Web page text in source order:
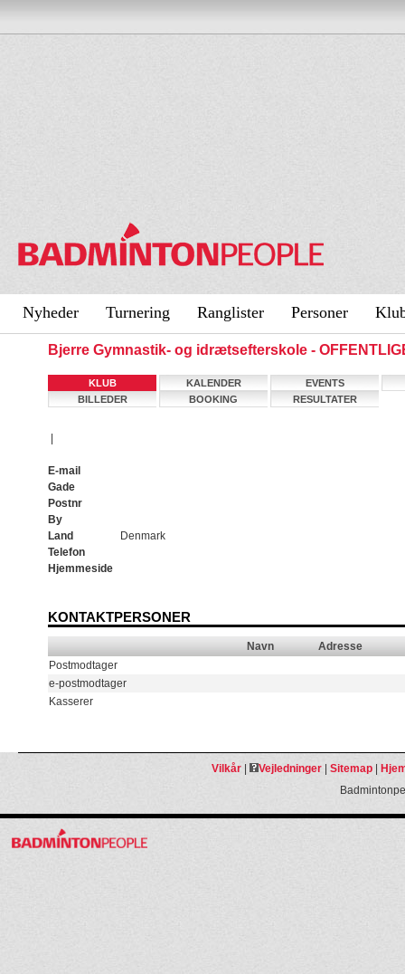
Nyheder Turnering Ranglister Personer
Bjerre Gymnastik- og idrætsefterskole -
KLUB KALENDER
EVENTS
BILLEDER
BOOKING RESULTATER
E-mail
Gade
Postnr
By
Land
Denmark
Telefon
Hjemmeside
KONTAKTPERSONER
Navn
Adresse
Postmodtager
e-postmodtager
Kasserer
Vilkår| Vejledninger| Sitemap|